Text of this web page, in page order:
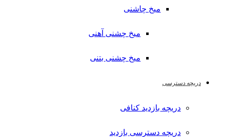
میخ چاشنی
میخ چشنی آهنی
میخ چشنی بتنی
دریچه دسترسی
دریچه بازدید کنافی
دریچه دسترسی بازدید